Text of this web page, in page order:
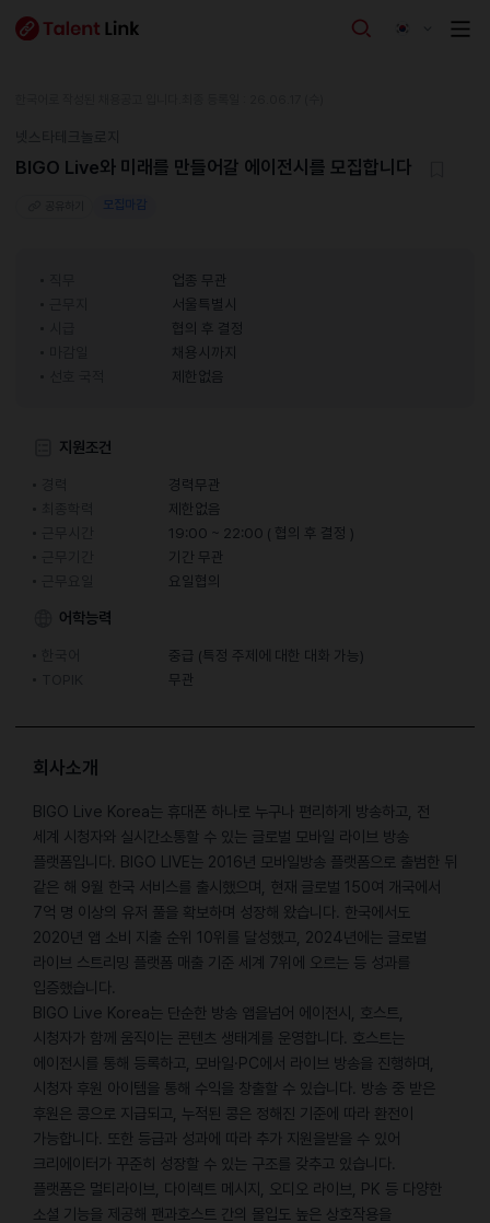
BIGO Live와 미래를 만들어갈 에이전시를 모집합니다
모집마감
업종 무관
서울특별시
협의 후 결정
채용시까지
제한없음
지원조건
경력무관
제한없음
19:00 ~ 22:00 ( 협의 후 결정 )
기간 무관
요일협의
어학능력
중급 (특정 주제에 대한 대화 가능)
무관
회사소개
BIGO Live Korea는 휴대폰 하나로 누구나 편리하게 방송하고, 전
세계 시청자와 실시간소통할 수 있는 글로벌 모바일 라이브 방송
플랫폼입니다. BIGO LIVE는 2016년 모바일방송 플랫폼으로 출범한 뒤
같은 해 9월 한국 서비스를 출시했으며, 현재 글로벌 150여 개국에서
7억 명 이상의 유저 풀을 확보하며 성장해 왔습니다. 한국에서도
2020년 앱 소비 지출 순위 10위를 달성했고, 2024년에는 글로벌
라이브 스트리밍 플랫폼 매출 기준 세계 7위에 오르는 등 성과를
입증했습니다.
BIGO Live Korea는 단순한 방송 앱을넘어 에이전시, 호스트,
시청자가 함께 움직이는 콘텐츠 생태계를 운영합니다. 호스트는
에이전시를 통해 등록하고, 모바일·PC에서 라이브 방송을 진행하며,
시청자 후원 아이템을 통해 수익을 창출할 수 있습니다. 방송 중 받은
후원은 콩으로 지급되고, 누적된 콩은 정해진 기준에 따라 환전이
가능합니다. 또한 등급과 성과에 따라 추가 지원을받을 수 있어
크리에이터가 꾸준히 성장할 수 있는 구조를 갖추고 있습니다.
플랫폼은 멀티라이브, 다이렉트 메시지, 오디오 라이브, PK 등 다양한
소셜 기능을 제공해 팬과호스트 간의 몰입도 높은 상호작용을